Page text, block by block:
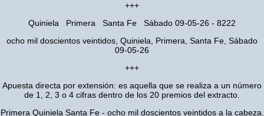
+++
Quiniela Primera Santa Fe Sábado 09-05-26 - 8222
ocho mil doscientos veintidos, Quiniela, Primera, Santa Fe, Sábado
09-05-26
+++
Apuesta directa por extensión: es aquella que se realiza a un número
de 1, 2, 3 o 4 cifras dentro de los 20 premios del extracto.
Primera Quiniela Santa Fe - ocho mil doscientos veintidos a la cabeza.